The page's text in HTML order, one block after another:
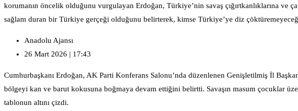
korumanın öncelik olduğunu vurgulayan Erdoğan, Türkiye’nin savaş çığırtkanlıklarına ve
sağlam duran bir Türkiye gerçeği olduğunu belirterek, kimse Türkiye’ye diz
Anadolu Ajansı
26 Mart 2026 | 17:43
Cumhurbaşkanı Erdoğan, AK Parti Konferans Salonu’nda düzenlenen Genişletilmiş İl
bölgeyi kan ve barut kokusuna boğmaya devam ettiğini belirtti. Savaşın masum çocuklar
tablonun altını çizdi.